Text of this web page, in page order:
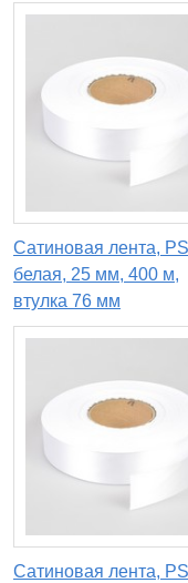
Сатиновая лента,
белая, 25 мм, 400 м,
втулка 76 мм
Сатиновая лента,